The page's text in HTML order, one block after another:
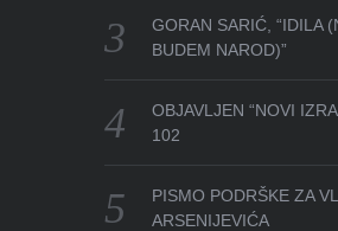
GORAN SARIĆ, “IDILA
BUDEM NAROD)”
OBJAVLJEN “NOVI
102
PISMO PODRŠKE ZA
ARSENIJEVIĆA